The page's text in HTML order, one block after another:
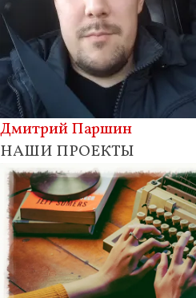
Дмитрий Паршин
НАШИ ПРОЕКТЫ